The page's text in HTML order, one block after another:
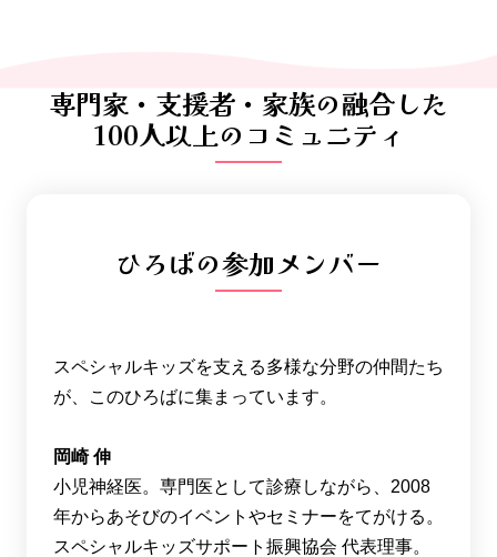
専門家・支援者・家族の融合した
100人以上のコミュニティ
ひろばの参加メンバー
スペシャルキッズを支える多様な分野の仲間たち
が、このひろばに集まっています。
岡崎 伸
小児神経医。専門医として診療しながら、2008
年からあそびのイベントやセミナーをてがける。
スペシャルキッズサポート振興協会 代表理事。